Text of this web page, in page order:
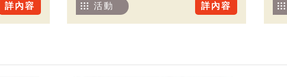
詳內容 詳內容
活動